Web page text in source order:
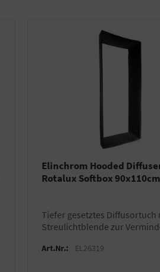
Elinchrom Hooded
Rotalux Softbox 90x110cm
tiefer gesetztes Diffusortuch mit
Streulichtblende zur
Art.Nr.: EL26319